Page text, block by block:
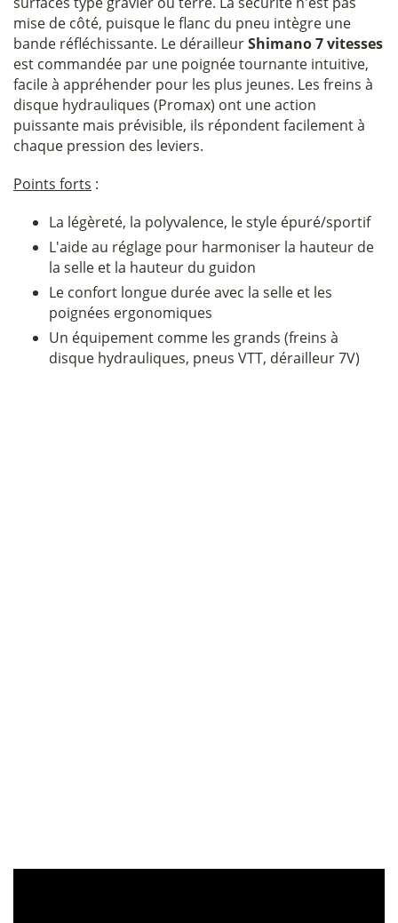
mise de côté, puisque le flanc du pneu intègre une
bande réfléchissante. Le dérailleurShimano 7 vitesses
est commandée par une poignée tournante intuitive,
facile à appréhender pour les plus jeunes. Les freins à
disque hydrauliques (Promax) ont une action
puissante mais prévisible, ils répondent facilement à
chaque pression des leviers.
Points forts :
La légèreté, la polyvalence, le style épuré/sportif
L'aide au réglage pour harmoniser la hauteur de
la selle et la hauteur du guidon
Le confort longue durée avec la selle et les
poignées ergonomiques
Un équipement comme les grands (freins à
disque hydrauliques, pneus VTT, dérailleur 7V)